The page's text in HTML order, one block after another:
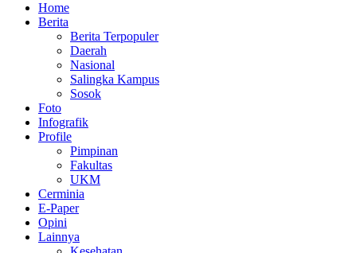
Home
Berita
Berita Terpopuler
Daerah
Nasional
Salingka Kampus
Sosok
Foto
Infografik
Profile
Pimpinan
Fakultas
UKM
Cerminia
E-Paper
Opini
Lainnya